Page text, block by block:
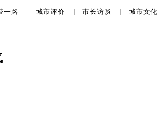
一路 城市评价 市长访谈 城市文化